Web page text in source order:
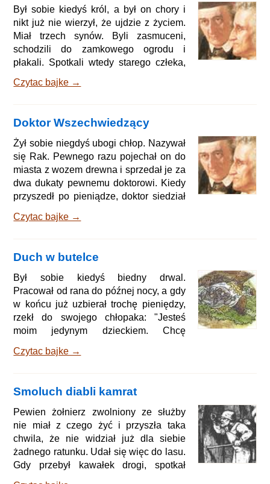
Helo! Helo! Albo dostanę tego, albo nie
chcę żadnego! Na co odpowiedziała
zza góry druga z dziewcząt, wskazując
jeźdźca po królewskiej prawicy
Był sobie kiedyś król, a był on chory i
nikt już nie wierzył, że ujdzie z życiem.
Miał trzech synów. Byli zasmuceni,
schodzili do zamkowego ogrodu i
płakali. Spotkali wtedy starego człeka,
mu, że ojciec jest tak chory, iż z
środek, to wody życia, gdy się jej napije,
będzie zdrowy, trudno ją jednak
znaleźć. Najstarszy rzekł "Już ja ją
znajdę. Poszedł do chorego króla i
poprosił, by pozwolił
Czytac bajke →
Doktor Wszechwiedzący
Żył sobie niegdyś ubogi chłop. Nazywał
się Rak. Pewnego razu pojechał on do
miasta z wozem drewna i sprzedał je za
dwa dukaty pewnemu doktorowi. Kiedy
przyszedł po pieniądze, doktor siedział
spodobało piękne nakrycie i wspaniałe
odparł doktor - to bardzo łatwo. - A cóż
mam robić w tym celu? - zapytał chłop. -
Najpierw kup sobie elementarz, taki, w
którym w środku jest piękny kogut.
Czytac bajke →
Duch w butelce
Był sobie kiedyś biedny drwal.
Pracował od rana do późnej nocy, a gdy
w końcu już uzbierał trochę pieniędzy,
rzekł do swojego chłopaka: "Jesteś
moim jedynym dzieckiem. Chcę
pocie czoła na twoje nauki. Naucz się
się sztywne i będę musiał siedzieć w
domu. Poszedł tedy chłopiec do
wielkich szkół i uczył się pilnie, a
nauczyciele go chwalili i został tam
przez pewien czas. Gdy skończył już
parę
Czytac bajke →
Smoluch diabli kamrat
Pewien żołnierz zwolniony ze służby
nie miał z czego żyć i przyszła taka
chwila, że nie widział już dla siebie
żadnego ratunku. Udał się więc do lasu.
Gdy przebył kawałek drogi, spotkał